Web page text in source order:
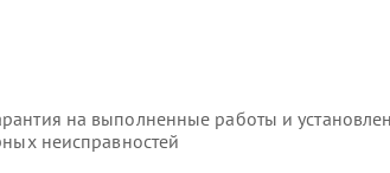
на выполненные работы и
неисправностей